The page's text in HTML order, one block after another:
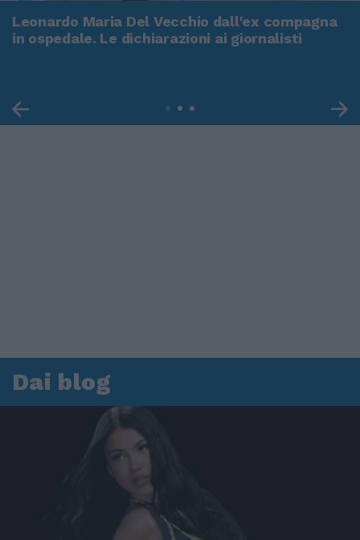
Leonardo Maria Del Vecchio dall'ex compagna
in ospedale. Le dichiarazioni ai giornalisti
Dai blog